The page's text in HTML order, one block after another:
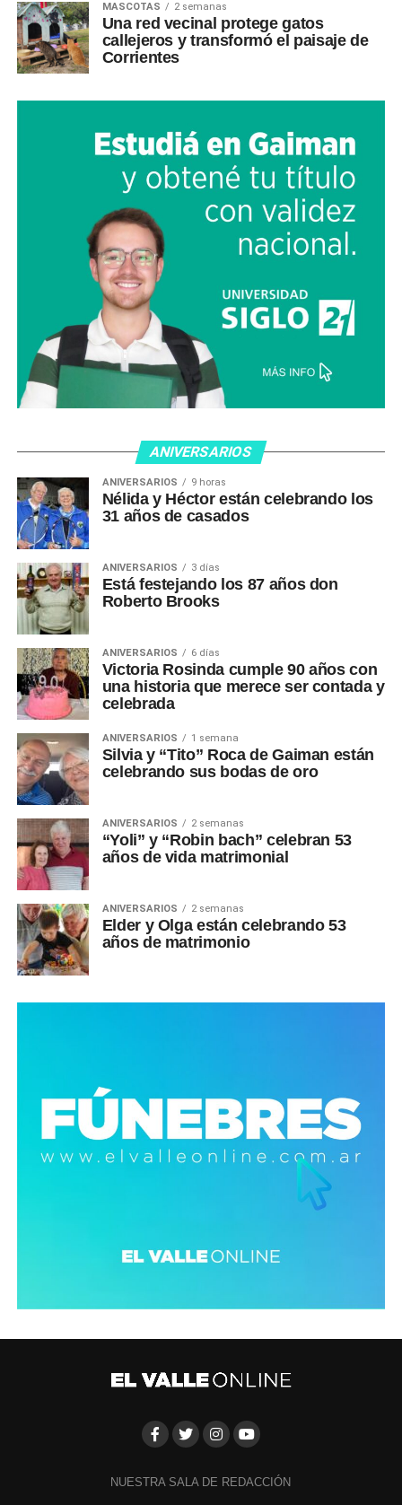
MASCOTAS 2 semanas
Una red vecinal protege gatos
callejeros y transformó el paisaje de
Corrientes
ANIVERSARIOS
ANIVERSARIOS 9 horas
Nélida y Héctor están celebrando los
31 años de casados
ANIVERSARIOS 3 días
Está festejando los 87 años don
Roberto Brooks
ANIVERSARIOS 6 días
Victoria Rosinda cumple 90 años con
una historia que merece ser contada y
celebrada
ANIVERSARIOS 1 semana
Silvia y “Tito” Roca de Gaiman están
celebrando sus bodas de oro
ANIVERSARIOS 2 semanas
“Yoli” y “Robin bach” celebran 53
años de vida matrimonial
ANIVERSARIOS 2 semanas
Elder y Olga están celebrando 53
años de matrimonio
NUESTRA SALA DE REDACCIÓN